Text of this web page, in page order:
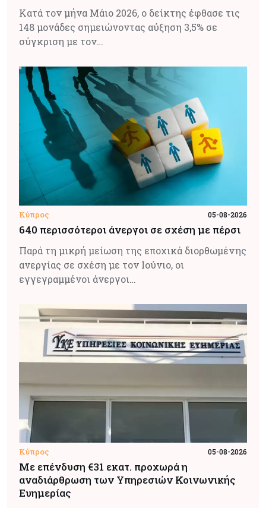
Κατά τον μήνα Μάιο 2026, ο δείκτης έφθασε τις
148 μονάδες σημειώνοντας αύξηση 3,5% σε
σύγκριση με τον…
Κύπρος 05-08-2026
640 περισσότεροι άνεργοι σε σχέση με πέρσι
Παρά τη μικρή μείωση της εποχικά διορθωμένης
ανεργίας σε σχέση με τον Ιούνιο, οι
εγγεγραμμένοι άνεργοι…
Κύπρος 05-08-2026
Με επένδυση €31 εκατ. προχωρά η
αναδιάρθρωση των Υπηρεσιών Κοινωνικής
Ευημερίας